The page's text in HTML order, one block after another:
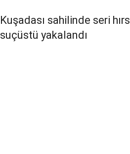
Kuşadası sahilinde seri
suçüstü yakalandı